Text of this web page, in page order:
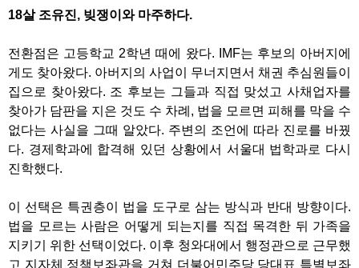
18살 조유진, 빚쟁이와 마주하다.
전환점은 고등학교 2학년 때에 왔다. IMF는 후보의 아버지에
게도 찾아왔다. 아버지의 사업이 무너지면서 채권 추심원들이
집으로 찾아왔다. 조 후보는 그들과 직접 맞섰고 사채업자를
찾아가 담판을 지은 것도 수 차례, 법을 모르면 피해를 막을 수
없다는 사실을 그때 알았다. 주변의 조언에 따라 진로를 바꿨
다. 경제학과에 합격해 있던 상황에서 서울대 법학과로 다시
진학했다.
이 선택은 특권층이 법을 도구로 삼는 방식과 반대 방향이다.
법을 모르는 사람은 어떻게 되는지를 직접 목격한 뒤 가족을
지키기 위한 선택이었다. 이후 청와대에서 행정관으로 근무했
고 지자체 정책보좌관을 거쳐 더불어민주당 당대표 특별보좌